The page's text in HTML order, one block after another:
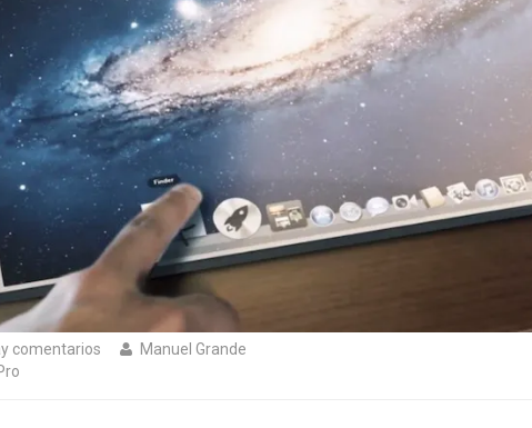
comentarios
Manuel Grande